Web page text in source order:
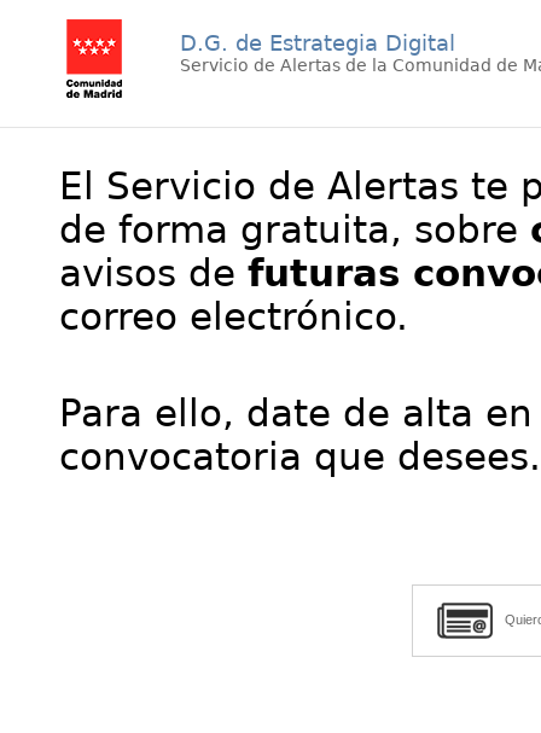
D.G. de Estrategia Digital
Servicio de Alertas de la Comunidad de
El Servicio de Alertas te
de forma gratuita, sobre
avisos de futuras
correo electrónico.
Para ello, date de alta
convocatoria que desees.